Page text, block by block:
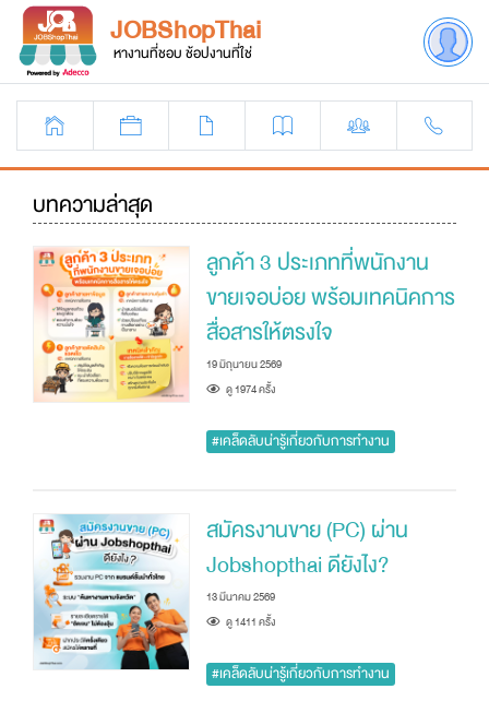
JOBShopThai
หางานที่ชอบ ช้อปงานที่ใช่
บทความล่าสุด
ลูกค้า 3 ประเภทที่พนักงาน
ขายเจอบ่อย พร้อมเทคนิคการ
สื่อสารให้ตรงใจ
19 มิถุนายน 2569
ดู 1974 ครัั้ง
#เคล็ดลับน่ารู้เกี่ยวกับการทำงาน
สมัครงานขาย (PC) ผ่าน
Jobshopthai ดียังไง?
13 มีนาคม 2569
ดู 1411 ครัั้ง
#เคล็ดลับน่ารู้เกี่ยวกับการทำงาน